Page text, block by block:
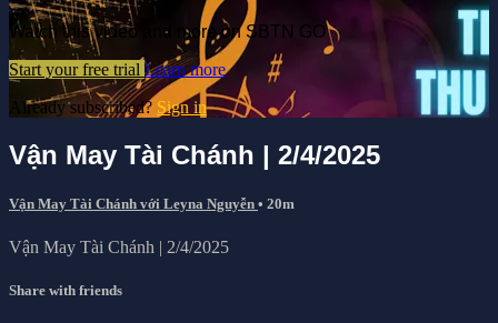
Watch this video and more on SBTN GO
Start your free trial Learn more
Already subscribed? Sign in
Vận May Tài Chánh | 2/4/2025
Vận May Tài Chánh với Leyna Nguyễn • 20m
Vận May Tài Chánh | 2/4/2025
Share with friends